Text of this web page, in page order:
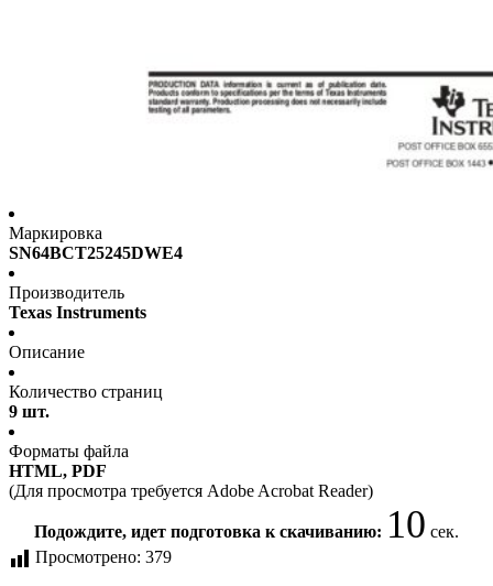
Маркировка
SN64BCT25245DWE4
Производитель
Texas Instruments
Описание
Количество страниц
9 шт.
Форматы файла
HTML, PDF
(Для просмотра требуется Adobe Acrobat Reader)
Подождите, идет подготовка к скачиванию: 10 сек.
Просмотрено: 379